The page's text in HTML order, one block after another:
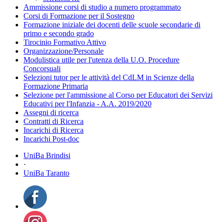
Ammissione corsi di studio a numero programmato
Corsi di Formazione per il Sostegno
Formazione iniziale dei docenti delle scuole secondarie di
primo e secondo grado
Tirocinio Formativo Attivo
Organizzazione/Personale
Modulistica utile per l'utenza della U.O. Procedure
Concorsuali
Selezioni tutor per le attività del CdLM in Scienze della
Formazione Primaria
Selezione per l'ammissione al Corso per Educatori dei Servizi
Educativi per l'Infanzia - A.A. 2019/2020
Assegni di ricerca
Contratti di Ricerca
Incarichi di Ricerca
Incarichi Post-doc
UniBa Brindisi
·
UniBa Taranto